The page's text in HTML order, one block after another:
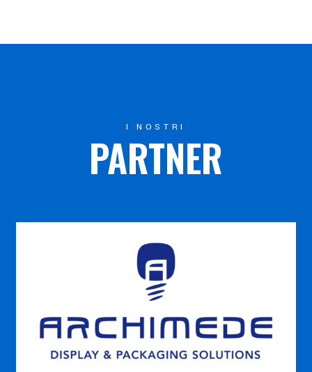
I NOSTRI
PARTNER